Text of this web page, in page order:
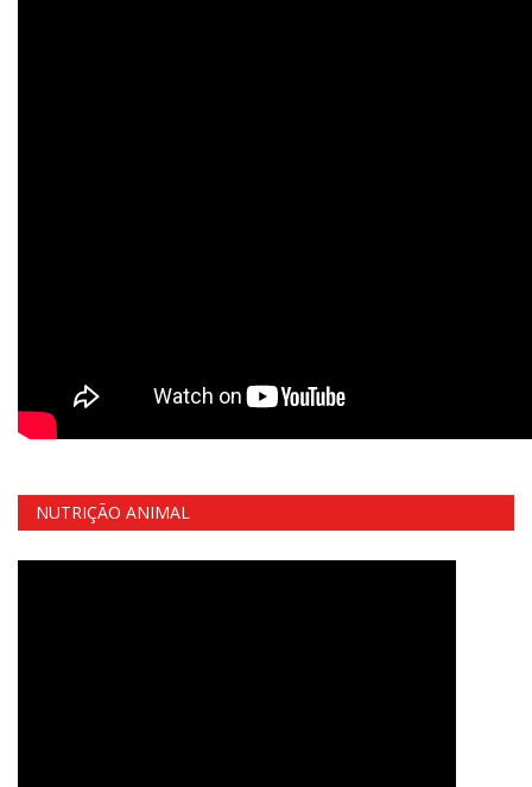
NUTRIÇÃO ANIMAL